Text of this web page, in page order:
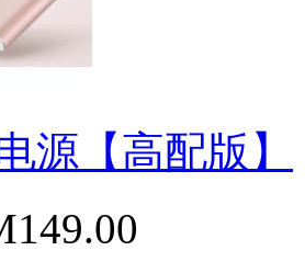
源【高配版】